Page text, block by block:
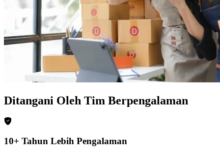
Ditangani Oleh Tim Berpengalaman
10+ Tahun Lebih Pengalaman